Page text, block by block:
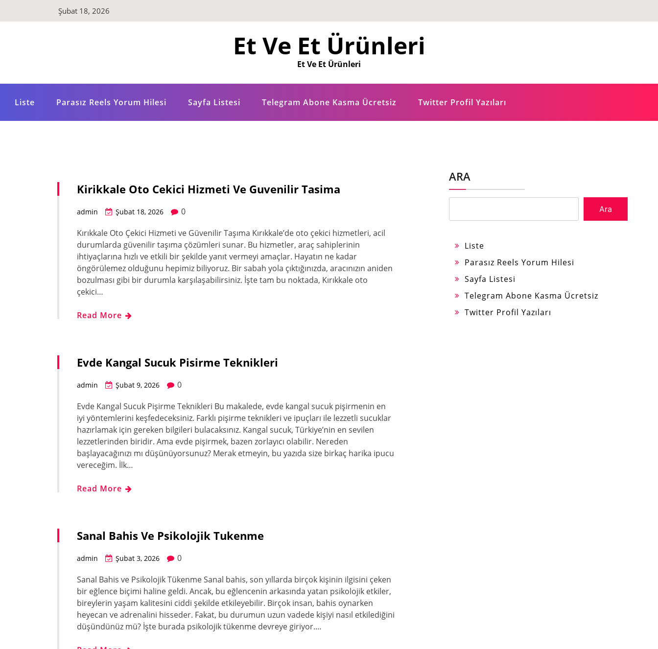
Şubat 18, 2026
Et Ve Et Ürünleri
Et Ve Et Ürünleri
Liste Parasız Reels Yorum Hilesi Sayfa Listesi Telegram Abone Kasma Ücretsiz Twitter Profil Yazıları
Kirikkale Oto Cekici Hizmeti Ve Guvenilir Tasima
admin Şubat 18, 2026
0
Kırıkkale Oto Çekici Hizmeti ve Güvenilir Taşıma Kırıkkale’de oto çekici hizmetleri, acil
durumlarda güvenilir taşıma çözümleri sunar. Bu hizmetler, araç sahiplerinin
ihtiyaçlarına hızlı ve etkili bir şekilde yanıt vermeyi amaçlar. Hayatın ne kadar
öngörülemez olduğunu hepimiz biliyoruz. Bir sabah yola çıktığınızda, aracınızın aniden
bozulması gibi bir durumla karşılaşabilirsiniz. İşte tam bu noktada, Kırıkkale oto
çekici…
Read More
Evde Kangal Sucuk Pisirme Teknikleri
admin Şubat 9, 2026
0
Evde Kangal Sucuk Pişirme Teknikleri Bu makalede, evde kangal sucuk pişirmenin en
iyi yöntemlerini keşfedeceksiniz. Farklı pişirme teknikleri ve ipuçları ile lezzetli sucuklar
hazırlamak için gereken bilgileri bulacaksınız. Kangal sucuk, Türkiye’nin en sevilen
lezzetlerinden biridir. Ama evde pişirmek, bazen zorlayıcı olabilir. Nereden
başlayacağınızı mı düşünüyorsunuz? Merak etmeyin, bu yazıda size birkaç harika ipucu
vereceğim. İlk…
Read More
Sanal Bahis Ve Psikolojik Tukenme
admin Şubat 3, 2026
0
Sanal Bahis ve Psikolojik Tükenme Sanal bahis, son yıllarda birçok kişinin ilgisini çeken
bir eğlence biçimi haline geldi. Ancak, bu eğlencenin arkasında yatan psikolojik etkiler,
bireylerin yaşam kalitesini ciddi şekilde etkileyebilir. Birçok insan, bahis oynarken
heyecan ve adrenalini hisseder. Fakat, bu durumun uzun vadede kişiyi nasıl etkilediğini
düşündünüz mü? İşte burada psikolojik tükenme devreye giriyor.…
ARA
Ara
Liste
Parasız Reels Yorum Hilesi
Sayfa Listesi
Telegram Abone Kasma Ücretsiz
Twitter Profil Yazıları